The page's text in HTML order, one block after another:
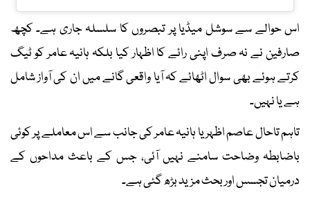
اس حوالے سے سوشل میڈیا پر تبصروں کا سلسلہ جاری ہے۔ کچھ
صارفین نے نہ صرف اپنی رائے کا اظہار کیا بلکہ ہانیہ عامر کو ٹیگ
کرتے ہوئے بھی سوال اٹھائے کہ آیا واقعی گانے میں ان کی آواز شامل
ہے یا نہیں۔
تاہم تاحال عاصم اظہر یا ہانیہ عامر کی جانب سے اس معاملے پر کوئی
باضابطہ وضاحت سامنے نہیں آئی، جس کے باعث مداحوں کے
درمیان تجسس اور بحث مزید بڑھ گئی ہے۔